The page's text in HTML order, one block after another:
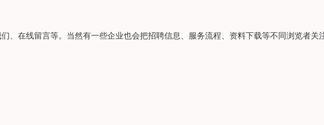
、在线留言等。当然有一些企业也会把招聘信息、服务流程、资料下载等不同浏览者关